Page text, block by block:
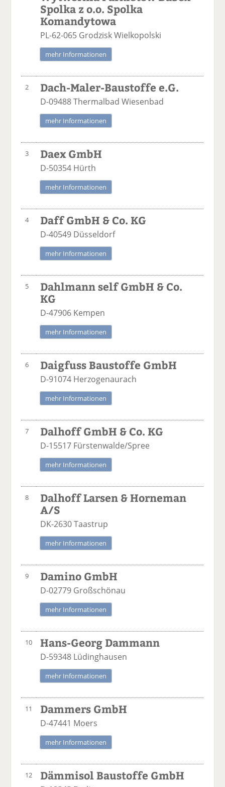
Spolka z o.o. Spolka
Komandytowa
PL-62-065 Grodzisk Wielkopolski
mehr Informationen
2 Dach-Maler-Baustoffe e.G.
D-09488 Thermalbad Wiesenbad
mehr Informationen
3 Daex GmbH
D-50354 Hürth
mehr Informationen
4 Daff GmbH & Co. KG
D-40549 Düsseldorf
mehr Informationen
5
Dahlmann self GmbH & Co.
KG
D-47906 Kempen
mehr Informationen
6 Daigfuss Baustoffe GmbH
D-91074 Herzogenaurach
mehr Informationen
7 Dalhoff GmbH & Co. KG
D-15517 Fürstenwalde/Spree
mehr Informationen
8
Dalhoff Larsen & Horneman
A/S
DK-2630 Taastrup
mehr Informationen
9 Damino GmbH
D-02779 Großschönau
mehr Informationen
10 Hans-Georg Dammann
D-59348 Lüdinghausen
mehr Informationen
11 Dammers GmbH
D-47441 Moers
mehr Informationen
12 Dämmisol Baustoffe GmbH